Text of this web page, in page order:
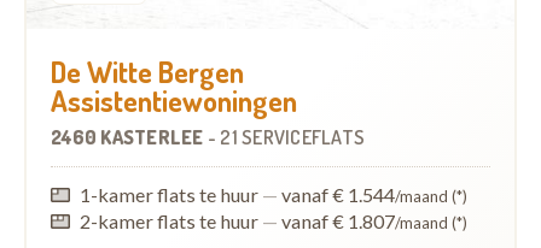
De Witte Bergen
Assistentiewoningen
2460 KASTERLEE - 21 SERVICEFLATS
1-kamer flats te huur — vanaf € 1.544/maand (*)
2-kamer flats te huur — vanaf € 1.807/maand (*)